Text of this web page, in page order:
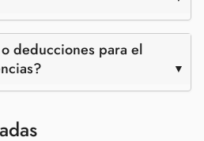
deducciones para el